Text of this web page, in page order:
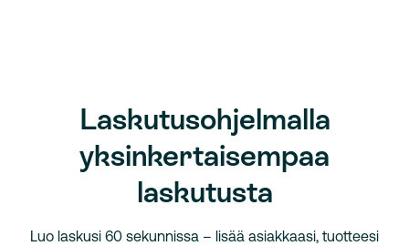
Laskutusohjelmalla
yksinkertaisempaa
laskutusta
Luo laskusi 60 sekunnissa – lisää asiakkaasi, tuotteesi